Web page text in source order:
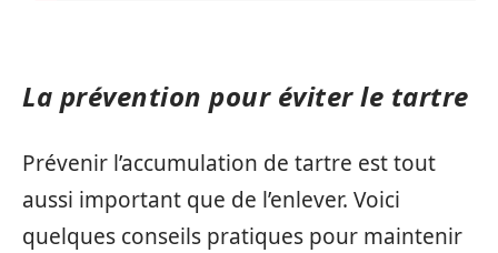
La prévention pour éviter le tartre
Prévenir l’accumulation de tartre est tout
aussi important que de l’enlever. Voici
quelques conseils pratiques pour maintenir